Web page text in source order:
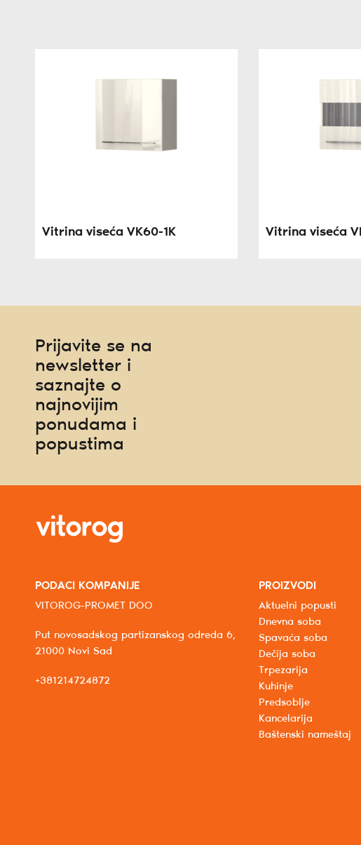
Vitrina viseća VK60-1K Vitrina viseća
Prijavite se na
newsletter i
saznajte o
najnovijim
ponudama i
popustima
PODACI KOMPANIJE
VITOROG-PROMET DOO
Put novosadskog partizanskog odreda 6,
21000 Novi Sad
+381214724872
PROIZVODI
Aktuelni popusti
Dnevna soba
Spavaća soba
Dečija soba
Trpezarija
Kuhinje
Predsoblje
Kancelarija
Baštenski nameštaj